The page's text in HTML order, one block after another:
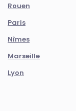
Rouen
Paris
Nîmes
Marseille
Lyon